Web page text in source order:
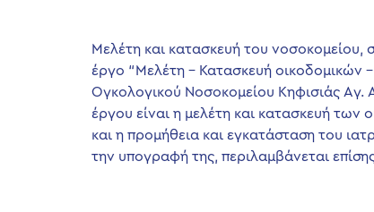
Μελέτη και κατασκευή του νοσοκομείου,
έργο “Μελέτη – Κατασκευή οικοδομικών
Ογκολογικού Νοσοκομείου Κηφισιάς Aγ.
έργου είναι η μελέτη και κατασκευή
και η προμήθεια και εγκατάσταση του
την υπογραφή της, περιλαμβάνεται